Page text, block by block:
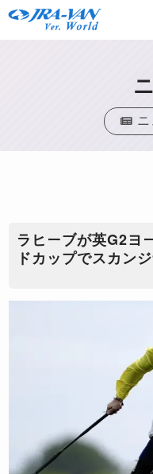
ラヒーブが英G2ヨ
ドカップでスカン